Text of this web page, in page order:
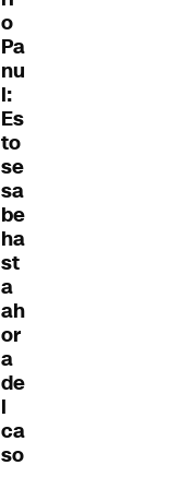
o
Pa
nu
l:
Es
to
se
sa
be
ha
st
a
ah
or
a
de
l
ca
so